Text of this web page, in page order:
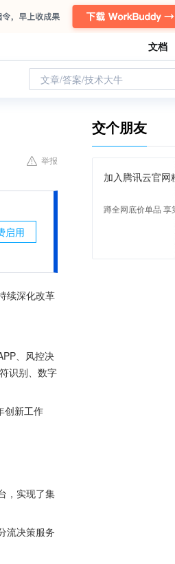
文档
文章/答案/技术大牛
举报
启用
续深化改革
、风控决
识别、数字
创新工作
，实现了集
流决策服务
交个朋友
加入腾讯云官网
蹲全网底价单品 享